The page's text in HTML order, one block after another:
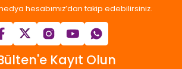
hesabımız’dan takip edebilirsiniz.
Kayıt Olun